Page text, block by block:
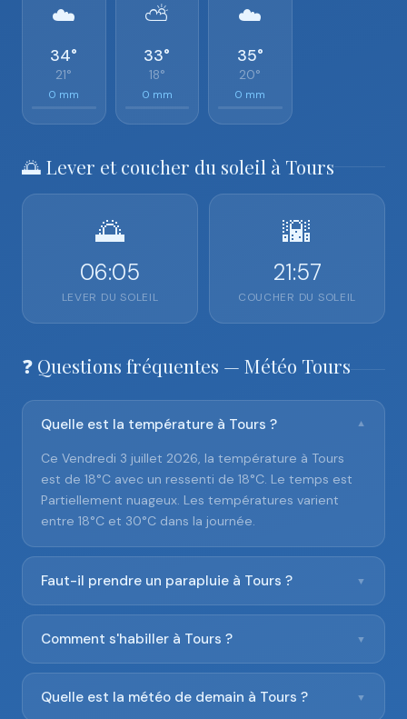
☁️
34°
21°
0 mm
⛅
33°
18°
0 mm
☁️
35°
20°
0 mm
🌅 Lever et coucher du soleil à Tours
🌅
06:05
LEVER DU SOLEIL
🌇
21:57
COUCHER DU SOLEIL
❓ Questions fréquentes — Météo Tours
Quelle est la température à Tours ? ▼
Ce Vendredi 3 juillet 2026, la température à Tours
est de 18°C avec un ressenti de 18°C. Le temps est
Partiellement nuageux. Les températures varient
entre 18°C et 30°C dans la journée.
Faut-il prendre un parapluie à Tours ? ▼
Comment s'habiller à Tours ? ▼
Quelle est la météo de demain à Tours ? ▼